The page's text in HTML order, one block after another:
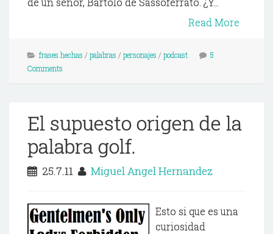
Read More
frases hechas / palabras / personajes / podcast
5
Comments
El supuesto origen de la
palabra golf.
25.7.11 Miguel Angel Hernandez
Esto si que es una
curiosidad